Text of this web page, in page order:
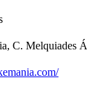
C. Melquiades